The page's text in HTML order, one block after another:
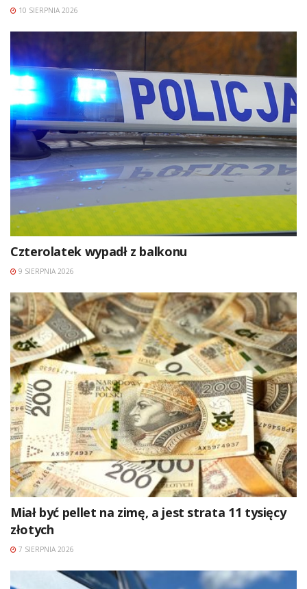
10 SIERPNIA 2026
Czterolatek wypadł z balkonu
9 SIERPNIA 2026
Miał być pellet na zimę, a jest strata 11 tysięcy
złotych
7 SIERPNIA 2026